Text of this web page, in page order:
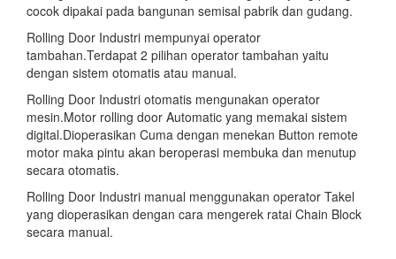
cocok dipakai pada bangunan semisal pabrik dan gudang.
Rolling Door Industri mempunyai operator
tambahan.Terdapat 2 pilihan operator tambahan yaitu
dengan sistem otomatis atau manual.
Rolling Door Industri otomatis mengunakan operator
mesin.Motor rolling door Automatic yang memakai sistem
digital.Dioperasikan Cuma dengan menekan Button remote
motor maka pintu akan beroperasi membuka dan menutup
secara otomatis.
Rolling Door Industri manual menggunakan operator Takel
yang dioperasikan dengan cara mengerek ratai Chain Block
secara manual.